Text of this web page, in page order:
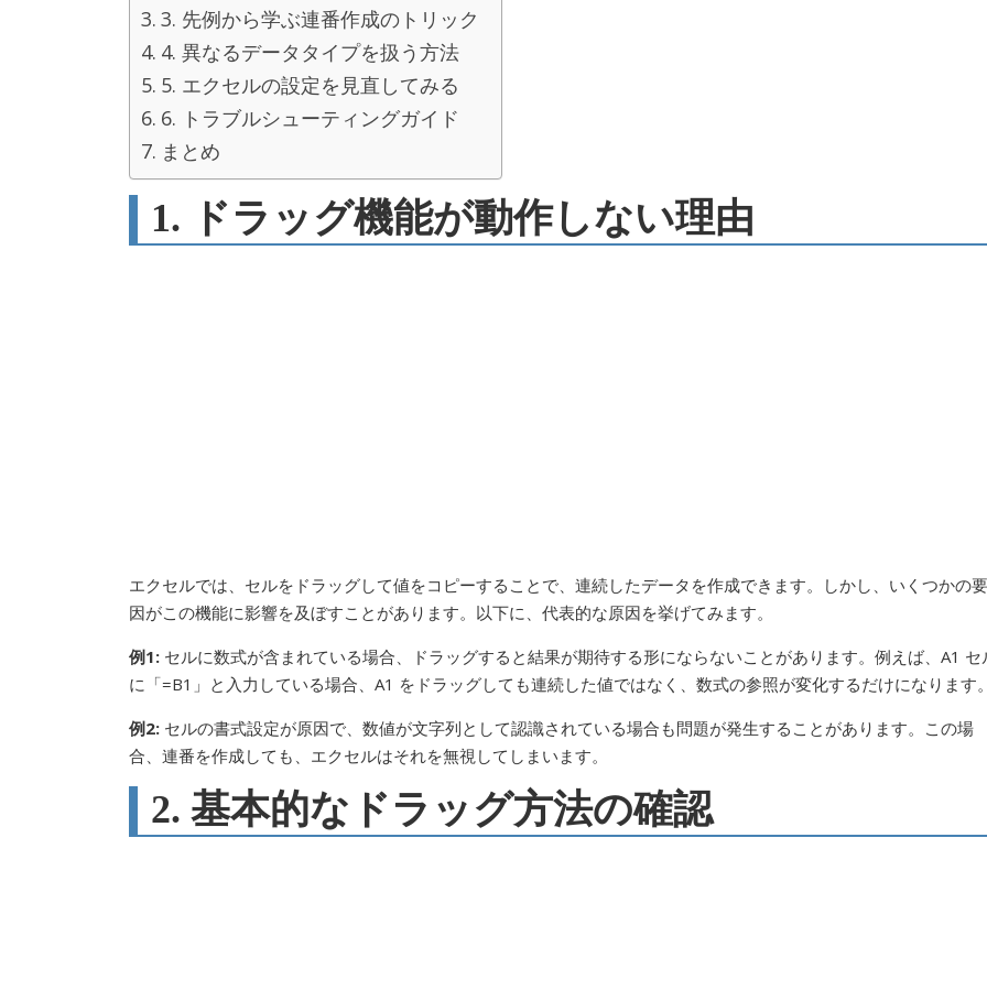
3. 先例から学ぶ連番作成のトリック
4. 異なるデータタイプを扱う方法
5. エクセルの設定を見直してみる
6. トラブルシューティングガイド
まとめ
1. ドラッグ機能が動作しない理由
エクセルでは、セルをドラッグして値をコピーすることで、連続したデータを作成できます。しかし、いくつかの要
因がこの機能に影響を及ぼすことがあります。以下に、代表的な原因を挙げてみます。
例1: セルに数式が含まれている場合、ドラッグすると結果が期待する形にならないことがあります。例えば、A1 セ
に「=B1」と入力している場合、A1 をドラッグしても連続した値ではなく、数式の参照が変化するだけになります
例2: セルの書式設定が原因で、数値が文字列として認識されている場合も問題が発生することがあります。この場
合、連番を作成しても、エクセルはそれを無視してしまいます。
2. 基本的なドラッグ方法の確認